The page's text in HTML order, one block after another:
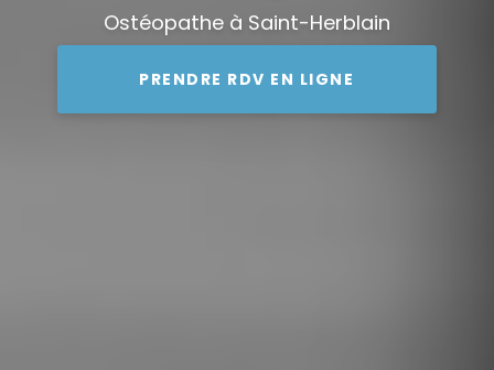
Ostéopathe à Saint-Herblain
PRENDRE RDV EN LIGNE